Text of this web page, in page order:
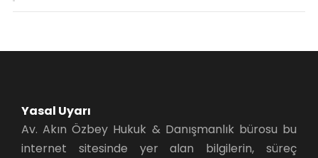
Yasal Uyarı
Av. Akın Özbey Hukuk & Danışmanlık bürosu bu
internet sitesinde yer alan bilgilerin, süreç